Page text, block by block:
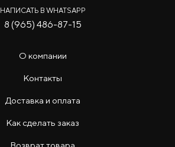
НАПИСАТЬ В WHATSAPP
8 (965) 486-87-15
О компании
Контакты
Доставка и оплата
Как сделать заказ
Возврат товара